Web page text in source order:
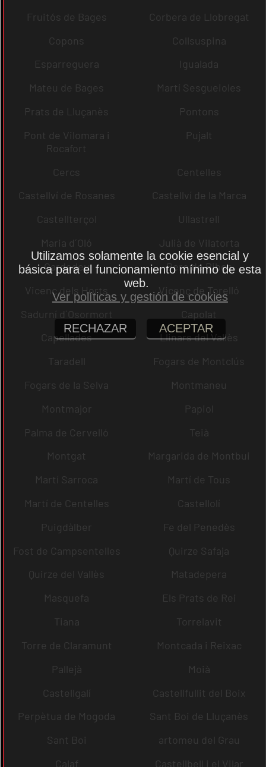
Fruitós de Bages
Corbera de Llobregat
Copons
Collsuspina
Esparreguera
Igualada
Mateu de Bages
Martí Sesgueioles
Prats de Lluçanès
Pontons
Pont de Vilomara i
Rocafort
Pujalt
Cercs
Centelles
Castellví de Rosanes
Castellví de la Marca
Castellterçol
Ullastrell
Maria d´Oló
Julià de Vilatorta
Cardedeu
Pere de Ribes
Vicenç dels Horts
Vicenç de Torelló
Sadurní d´Osormort
Capolat
Capellades
Llinars del Vallès
Taradell
Fogars de Montclús
Fogars de la Selva
Montmaneu
Montmajor
Papiol
Palma de Cervelló
Teià
Montgat
Margarida de Montbui
Martí Sarroca
Martí de Tous
Martí de Centelles
Castellolí
Puigdàlber
Fe del Penedès
Fost de Campsentelles
Quirze Safaja
Quirze del Vallès
Matadepera
Masquefa
Els Prats de Rei
Tiana
Torrelavit
Torre de Claramunt
Montcada i Reixac
Pallejà
Moià
Castellgalí
Castellfullit del Boix
Perpètua de Mogoda
Sant Boi de Lluçanès
Sant Boi
artomeu del Grau
Calaf
Castellbell i el Vilar
Utilizamos solamente la cookie esencial y
básica para el funcionamiento mínimo de esta
web.
Ver políticas y gestión de cookies
RECHAZAR ACEPTAR